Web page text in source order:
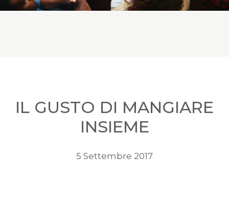
IL GUSTO DI MANGIARE
INSIEME
5 Settembre 2017